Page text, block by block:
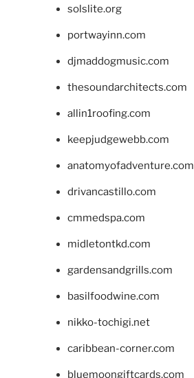
solslite.org
portwayinn.com
djmaddogmusic.com
thesoundarchitects.com
allin1roofing.com
keepjudgewebb.com
anatomyofadventure.com
drivancastillo.com
cmmedspa.com
midletontkd.com
gardensandgrills.com
basilfoodwine.com
nikko-tochigi.net
caribbean-corner.com
bluemoongiftcards.com